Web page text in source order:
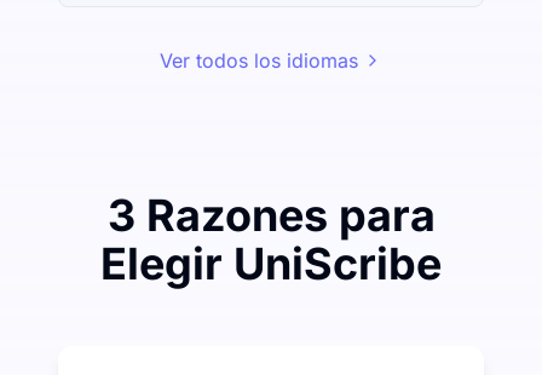
Ver todos los idiomas
3 Razones para
Elegir UniScribe